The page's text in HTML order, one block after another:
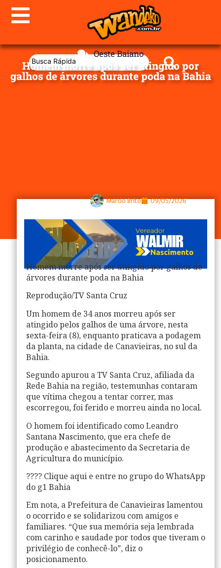
Oeste Baiano
Homem morre após ser atingido por
galhos de árvores durante poda na Bahia
Marcio Brito 09/05/2026
Homem morre após ser atingido por galhos de
árvores durante poda na Bahia
Reprodução/TV Santa Cruz
Um homem de 34 anos morreu após ser
atingido pelos galhos de uma árvore, nesta
sexta-feira (8), enquanto praticava a podagem
da planta, na cidade de Canavieiras, no sul da
Bahia.
Segundo apurou a TV Santa Cruz, afiliada da
Rede Bahia na região, testemunhas contaram
que vítima chegou a tentar correr, mas
escorregou, foi ferido e morreu ainda no local.
O homem foi identificado como Leandro
Santana Nascimento, que era chefe de
produção e abastecimento da Secretaria de
Agricultura do município.
???? Clique aqui e entre no grupo do WhatsApp
do g1 Bahia
Em nota, a Prefeitura de Canavieiras lamentou
o ocorrido e se solidarizou com amigos e
familiares. “Que sua memória seja lembrada
com carinho e saudade por todos que tiveram o
privilégio de conhecê-lo”, diz o
posicionamento.